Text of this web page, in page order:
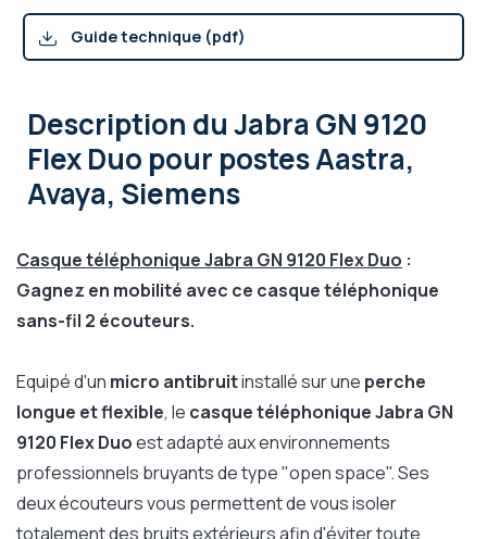
Guide technique (pdf)
Description du Jabra GN 9120
Flex Duo pour postes Aastra,
Avaya, Siemens
Casque téléphonique Jabra GN 9120 Flex Duo :
Gagnez en mobilité avec ce casque téléphonique
sans-fil 2 écouteurs.
Equipé d'un micro antibruitinstallé sur une perche
longue et flexible, le casque téléphonique Jabra GN
9120 Flex Duoest adapté aux environnements
professionnels bruyants de type "open space". Ses
deux écouteurs vous permettent de vous isoler
totalement des bruits extérieurs afin d'éviter toute